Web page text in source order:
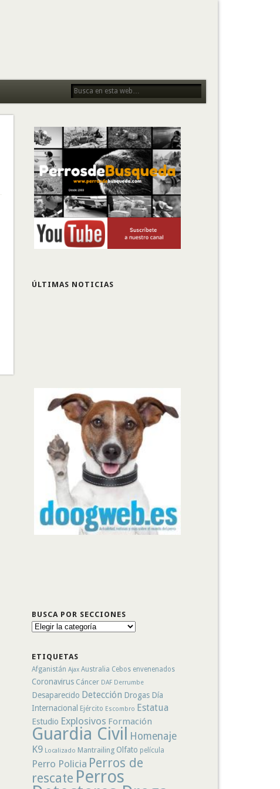
ÚLTIMAS NOTICIAS
BUSCA POR SECCIONES
Busca
ETIQUETAS
Afganistán Ajax Australia Cebos envenenados
Coronavirus Cáncer DAF Derrumbe
Desaparecido Detección Drogas Día
Internacional
Ejército Escombro Estatua
Estudio Explosivos Formación
Guardia Civil
Homenaje
K9 Localizado Mantrailing Olfato película
Perro Policia Perros de
rescate Perros